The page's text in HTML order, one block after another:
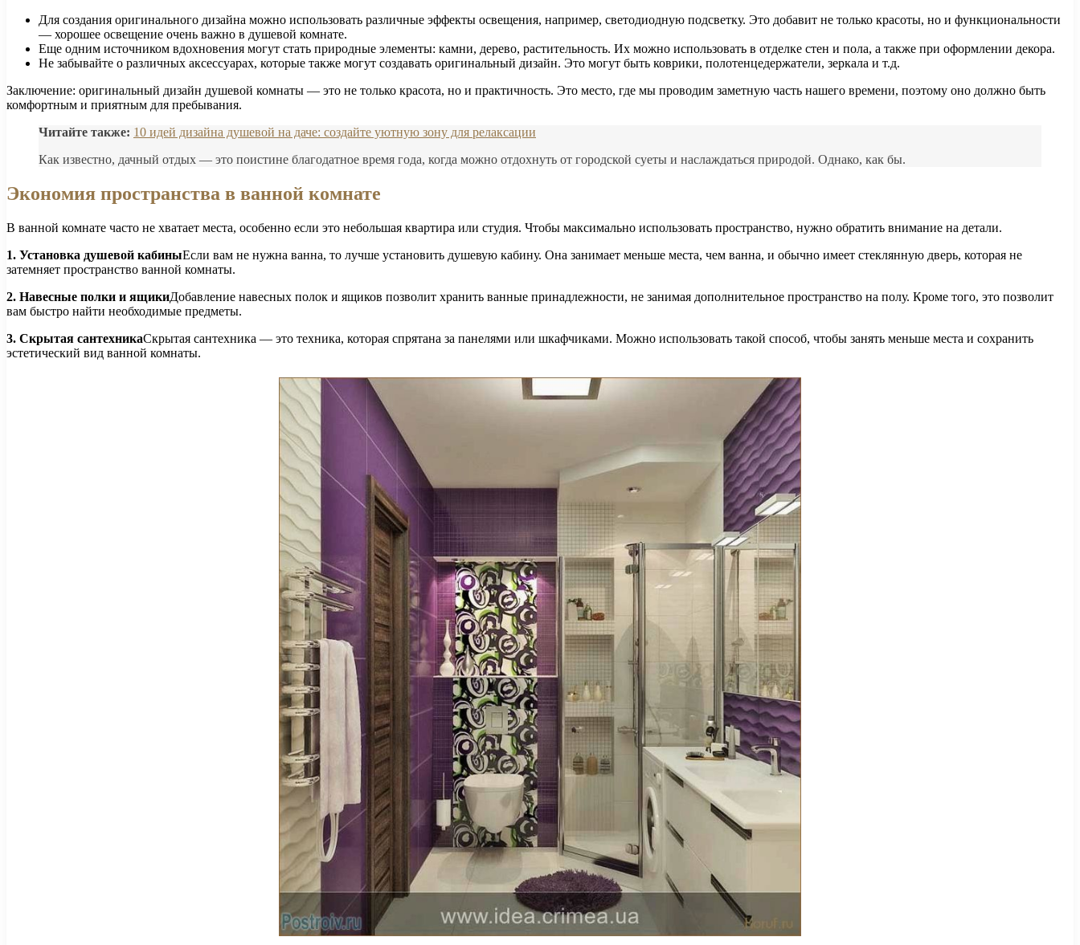
Для создания оригинального дизайна можно использовать различные эффекты освещения, например, светодиодную подсветку. Это добавит не только красоты, но и функциональности
— хорошее освещение очень важно в душевой комнате.
Еще одним источником вдохновения могут стать природные элементы: камни, дерево, растительность. Их можно использовать в отделке стен и пола, а также при оформлении декора.
Не забывайте о различных аксессуарах, которые также могут создавать оригинальный дизайн. Это могут быть коврики, полотенцедержатели, зеркала и т.д.
Заключение: оригинальный дизайн душевой комнаты — это не только красота, но и практичность. Это место, где мы проводим заметную часть нашего времени, поэтому оно должно быть
комфортным и приятным для пребывания.
Читайте также: 10 идей дизайна душевой на даче: создайте уютную зону для релаксации
Как известно, дачный отдых — это поистине благодатное время года, когда можно отдохнуть от городской суеты и наслаждаться природой. Однако, как бы.
Экономия пространства в ванной комнате
В ванной комнате часто не хватает места, особенно если это небольшая квартира или студия. Чтобы максимально использовать пространство, нужно обратить внимание на детали.
1. Установка душевой кабиныЕсли вам не нужна ванна, то лучше установить душевую кабину. Она занимает меньше места, чем ванна, и обычно имеет стеклянную дверь, которая не
затемняет пространство ванной комнаты.
2. Навесные полки и ящикиДобавление навесных полок и ящиков позволит хранить ванные принадлежности, не занимая дополнительное пространство на полу. Кроме того, это позволит
вам быстро найти необходимые предметы.
3. Скрытая сантехникаСкрытая сантехника — это техника, которая спрятана за панелями или шкафчиками. Можно использовать такой способ, чтобы занять меньше места и сохранить
эстетический вид ванной комнаты.